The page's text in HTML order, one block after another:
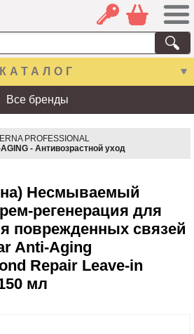
КАТАЛОГ
Все бренды
PROFESSIONAL
- Антивозрастной уход
Несмываемый
регенерация для
поврежденных связей
Anti-Aging
Repair Leave-in
мл